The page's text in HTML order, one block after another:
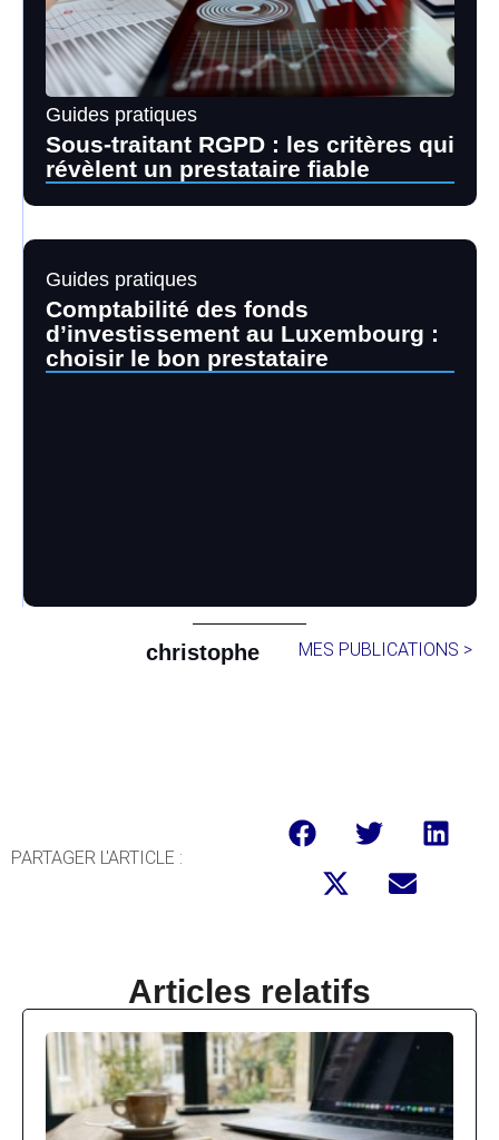
Guides pratiques
Sous-traitant RGPD : les critères qui
révèlent un prestataire fiable
Guides pratiques
Comptabilité des fonds
d’investissement au Luxembourg :
choisir le bon prestataire
christophe MES PUBLICATIONS >
PARTAGER L'ARTICLE :
Articles relatifs